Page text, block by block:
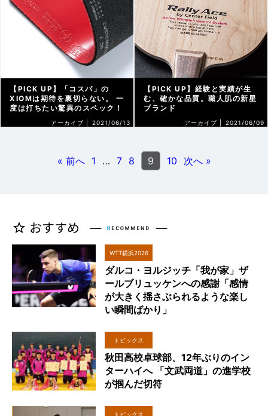
【PICK UP】「コスパ」の
XIOMは期待を裏切らない。 一
度は打ちたい驚異のスペック！
アーカイブ | 2021/06/13
【PICK UP】経験と実績が生
む、確かな品質。職人肌の新星
ブランド
アーカイブ | 2021/06/09
« 前へ 1 … 7 8 9 10 次へ »
WTT横浜2026
ダルコ・ヨルジッチ「我が家」ザ
ールブリュッケンへの感謝「感情
が大きく揺さぶられるような楽し
い瞬間ばかり」
トピックス
秋田高校卓球部、12年ぶりのイン
ターハイへ 「文武両道」の進学校
が掴んだ切符
トピックス